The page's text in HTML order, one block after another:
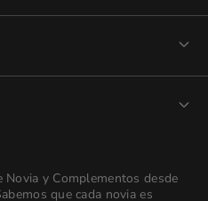
y Complementos desde
que cada novia es
👰🏻